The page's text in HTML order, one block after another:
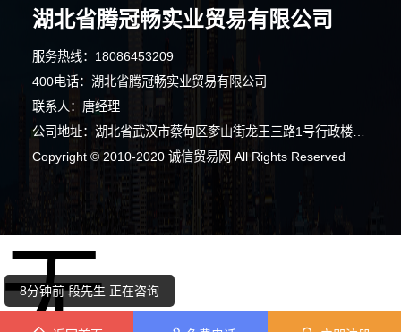
湖北省腾冠畅实业贸易有限公司
服务热线：18086453209
400电话：湖北省腾冠畅实业贸易有限公司
联系人：唐经理
公司地址：湖北省武汉市蔡甸区奓山街龙王三路1号行政楼1楼103室
Copyright © 2010-2020 诚信贸易网 All Rights Reserved
8分钟前 段先生 正在咨询
无